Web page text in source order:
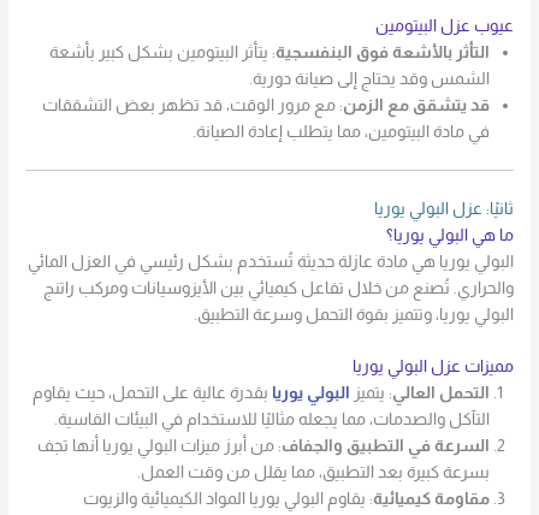
عيوب عزل البيتومين
التأثر بالأشعة فوق البنفسجية: يتأثر البيتومين بشكل كبير بأشعة
الشمس وقد يحتاج إلى صيانة دورية.
قد يتشقق مع الزمن: مع مرور الوقت، قد تظهر بعض التشققات
في مادة البيتومين، مما يتطلب إعادة الصيانة.
ثانيًا: عزل البولي يوريا
ما هي البولي يوريا؟
البولي يوريا هي مادة عازلة حديثة تُستخدم بشكل رئيسي في العزل المائي
والحراري. تُصنع من خلال تفاعل كيميائي بين الأيزوسيانات ومركب راتنج
البولي يوريا، وتتميز بقوة التحمل وسرعة التطبيق.
مميزات عزل البولي يوريا
التحمل العالي: يتميز البولي يوريا بقدرة عالية على التحمل، حيث يقاوم
التآكل والصدمات، مما يجعله مثاليًا للاستخدام في البيئات القاسية.
السرعة في التطبيق والجفاف: من أبرز ميزات البولي يوريا أنها تجف
بسرعة كبيرة بعد التطبيق، مما يقلل من وقت العمل.
مقاومة كيميائية: يقاوم البولي يوريا المواد الكيميائية والزيوت